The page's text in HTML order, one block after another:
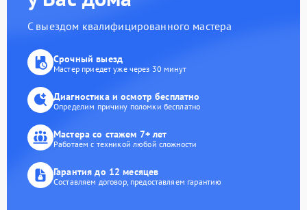
С выездом квалифицированного мастера
Срочный выезд
Мастер приедет уже через 30 минут
Диагностика и осмотр бесплатно
Определим причину поломки бесплатно
Мастера со стажем 7+ лет
Работаем с техникой любой сложности
Гарантия до 12 месяцев
Составляем договор, предоставляем гарантию